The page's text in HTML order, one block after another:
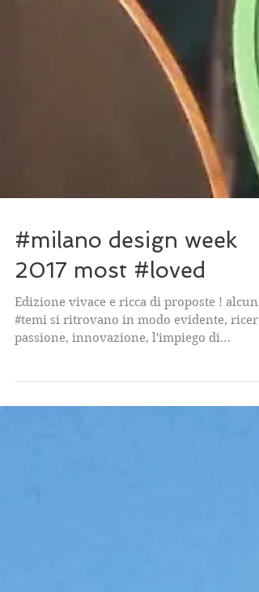
#milano design week
2017 most #loved
Edizione vivace e ricca di proposte ! alcuni
#temi si ritrovano in modo evidente, ricerca,
materiali...